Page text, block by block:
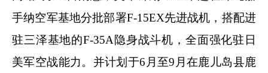
手纳空军基地分批部署F-15EX先进战机，搭配进
驻三泽基地的F-35A隐身战斗机，全面强化驻日
美军空战能力。并计划于6月至9月在鹿儿岛县鹿